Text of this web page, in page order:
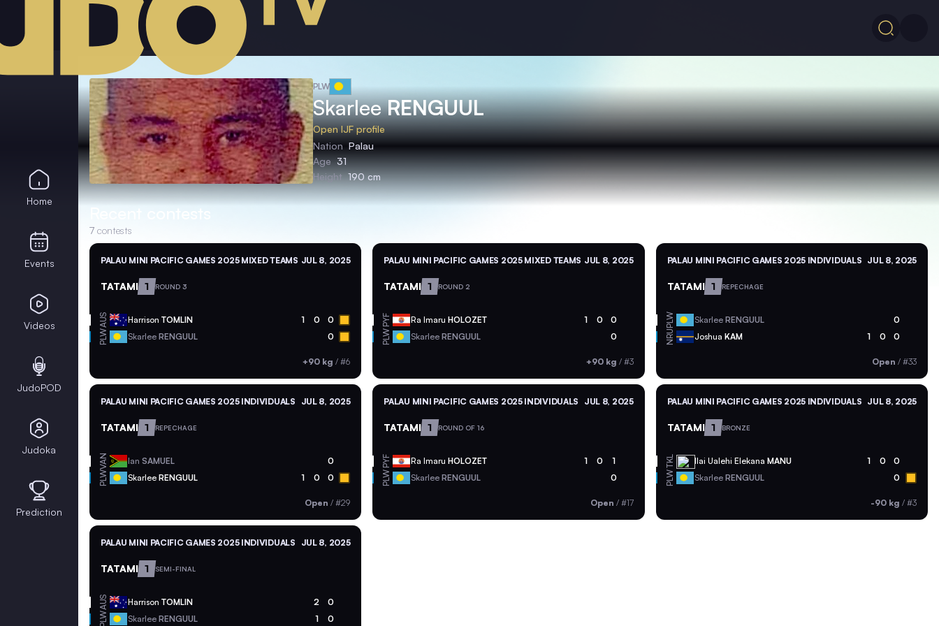
PLW
SkarleeRENGUUL
Open IJF profile
Nation Palau
Age 31
Height 190 cm
Recent contests
7 contests
PALAU MINI PACIFIC GAMES 2025 MIXED TEAMS JUL 8, 2025
TATAMI 1 ROUND 3
AUS Harrison TOMLIN 1 0 0
PLW Skarlee RENGUUL 0
+90 kg /#6
PALAU MINI PACIFIC GAMES 2025 MIXED TEAMS JUL 8, 2025
TATAMI 1 ROUND 2
PYF Ra ImaruHOLOZET 1 0 0
PLW SkarleeRENGUUL 0
+90 kg / #3
PALAU MINI PACIFIC GAMES 2025 INDIVIDUALS JUL 8, 2025
TATAMI 1 REPECHAGE
PLW Skarlee RENGUUL 0
NRU Joshua KAM 1 0 0
Open / #33
PALAU MINI PACIFIC GAMES 2025 INDIVIDUALS JUL 8, 2025
TATAMI 1 REPECHAGE
VAN Ian SAMUEL 0
PLW Skarlee RENGUUL 1 0 0
Open /#29
PALAU MINI PACIFIC GAMES 2025 INDIVIDUALS JUL 8, 2025
TATAMI 1 ROUND OF 16
PYF Ra ImaruHOLOZET 1 0 1
PLW SkarleeRENGUUL 0
Open / #17
PALAU MINI PACIFIC GAMES 2025 INDIVIDUALS JUL 8, 2025
TATAMI 1 BRONZE
TKL Ilai Ualehi Elekana MANU 1 0 0
PLW Skarlee RENGUUL 0
-90 kg / #3
PALAU MINI PACIFIC GAMES 2025 INDIVIDUALS JUL 8, 2025
TATAMI 1 SEMI-FINAL
AUS Harrison TOMLIN 2 0
PLW Skarlee RENGUUL 1 0
Home
Events
Videos
JudoPOD
Judoka
Prediction